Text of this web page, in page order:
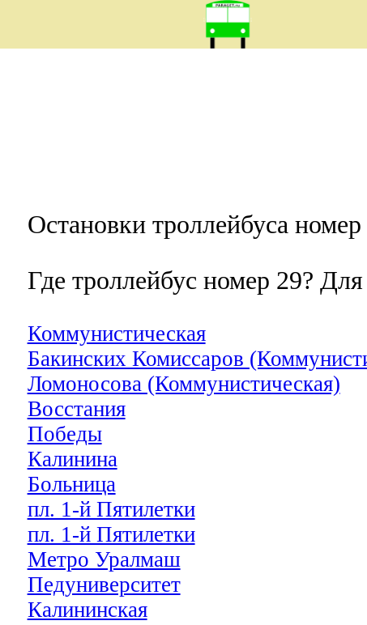
Остановки троллейбуса
Где троллейбус номер 29?
Коммунистическая
Бакинских Комиссаров
Ломоносова (Коммунистическая)
Восстания
Победы
Калинина
Больница
пл. 1-й Пятилетки
пл. 1-й Пятилетки
Метро Уралмаш
Педуниверситет
Калининская